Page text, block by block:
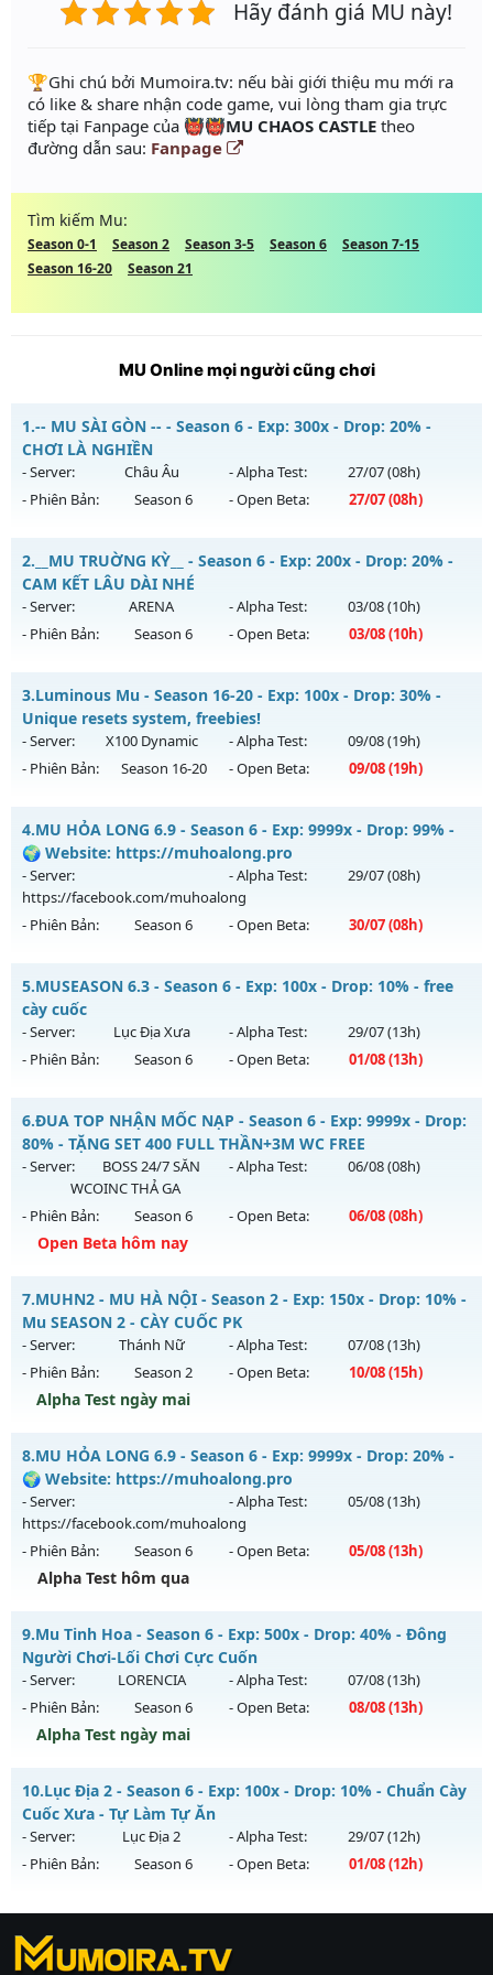
Hãy đánh giá MU này!
️🏆Ghi chú bởi Mumoira.tv: nếu bài giới thiệu mu mới ra
có like & share nhận code game, vui lòng tham gia trực
tiếp tại Fanpage của 👹👹MU CHAOS CASTLE theo
đường dẫn sau: Fanpage
Tìm kiếm Mu:
Season 0-1 Season 2 Season 3-5 Season 6
Season 7-15
Season 16-20
Season 21
MU Online mọi người cũng chơi
1.-- MU SÀI GÒN -- - Season 6 - Exp: 300x - Drop: 20% -
CHƠI LÀ NGHIỀN
- Server: Châu Âu - Alpha Test: 27/07(08h)
- Phiên Bản:
Season 6 - Open Beta: 27/07(08h)
-- MU SÀI GÒN -- - CHƠI LÀ NGHIỀN
Mu mới ra tháng 07 2026 - Mở máy chủ
ngày 27/07/2626
Exp: 300x - Drop: 20%
Thể loại: Mu Nguyên bản Webzen
Antihack: UGK ANTIHACK
2. __MU TRUỜNG KỲ__ - Season 6 - Exp: 200x - Drop: 20% -
CAM KẾT LÂU DÀI NHÉ
- Server: ARENA - Alpha Test: 03/08(10h)
- Phiên Bản:
Season 6 - Open Beta: 03/08(10h)
__MU TRUỜNG KỲ__ - CAM KẾT LÂU DÀI NHÉ
Mu mới ra tháng 08 2026 - Mở máy chủ
ngày 03/08/2626
Exp: 200x - Drop: 20%
Thể loại: Mu Nguyên bản Webzen
Antihack: GoldShield
3.Luminous Mu - Season 16-20 - Exp: 100x - Drop: 30% -
Unique resets system, freebies!
- Server: X100 Dynamic - Alpha Test: 09/08(19h)
- Phiên Bản:
Season 16-20 - Open Beta: 09/08(19h)
Luminous Mu - Unique resets system, freebies!
Mu mới ra tháng 08 2026 - Mở máy chủ
19h ngày 09/08/2626
Exp: 100x - Drop: 30%
Antihack: Yes
4.MU HỎA LONG 6.9 - Season 6 - Exp: 9999x - Drop: 99% -
🌍 Website: https://muhoalong.pro
- Server:
https://facebook.com/muhoalong
- Alpha Test: 29/07(08h)
- Phiên Bản: Season 6 - Open Beta: 30/07(08h)
MU HỎA LONG 6.9 - 🌍 Website: https://muhoalong.pro
Mu mới ra tháng 07 2026 - Mở máy chủ
https://facebook.com/muhoalongvào 08h ngày
30/07/2626
Kiểu reset: Non Reset
Thể loại: Mu Nguyên bản Webzen
Antihack: Xshiel
5.MUSEASON 6.3 - Season 6 - Exp: 100x - Drop: 10% - free
cày cuốc
- Server: Lục Địa Xưa - Alpha Test: 29/07(13h)
- Phiên Bản:
Season 6 - Open Beta: 01/08(13h)
MUSEASON 6.3 - free cày cuốc
Mu mới ra tháng 08 2026 - Mở máy chủLục Địa Xưa
13h ngày 01/08/2626
Exp: 100x - Drop: 10%
Kiểu reset: Reset In Game
Antihack: hoàn toàn mới
6.ĐUA TOP NHẬN MỐC NẠP - Season 6 - Exp: 9999x - Drop:
80% - TẶNG SET 400 FULL THẦN+3M WC FREE
- Server:
BOSS 24/7 SĂN
WCOINC THẢ GA
- Alpha Test: 06/08(08h)
- Phiên Bản: Season 6 - Open Beta: 06/08(08h)
Open Beta hôm nay
ĐUA TOP NHẬN MỐC NẠP - TẶNG SET 400 FULL THẦN+3M
WC FREE
Mu mới ra tháng 08 2026 - Mở máy chủ
BOSS 24/7 SĂN
WCOINC THẢ GAvào 08h ngày 06/08/2626
Exp: 9999x - Drop: 80%
Thể loại: Mu Nguyên bản Webzen
Antihack: KHÔNG THỂ HACK
7.MUHN2 - MU HÀ NỘI - Season 2 - Exp: 150x - Drop: 10% -
Mu SEASON 2 - CÀY CUỐC PK
- Server: Thánh Nữ - Alpha Test: 07/08(13h)
- Phiên Bản:
Season 2 - Open Beta: 10/08(15h)
Alpha Test ngày mai
MUHN2 - MU HÀ NỘI - Mu SEASON 2 - CÀY CUỐC PK
Mu mới ra tháng 08 2026 - Mở máy chủ
ngày 10/08/2626
Exp: 150x - Drop: 10%
Kiểu reset: Reset In Game
Antihack: IGMU.DEV
8.MU HỎA LONG 6.9 - Season 6 - Exp: 9999x - Drop: 20% -
🌍 Website: https://muhoalong.pro
- Server:
https://facebook.com/muhoalong
- Alpha Test: 05/08(13h)
- Phiên Bản: Season 6 - Open Beta: 05/08(13h)
Alpha Test hôm qua
MU HỎA LONG 6.9 - 🌍 Website: https://muhoalong.pro
Mu mới ra tháng 08 2026 - Mở máy chủ
https://facebook.com/muhoalongvào 13h ngày
05/08/2626
Exp: 9999x - Drop: 20%
Thể loại: Mu Nguyên bản Webzen
Antihack: XShield
9.Mu Tinh Hoa - Season 6 - Exp: 500x - Drop: 40% - Đông
Người Chơi-Lối Chơi Cực Cuốn
- Server: LORENCIA - Alpha Test: 07/08(13h)
- Phiên Bản:
Season 6 - Open Beta: 08/08(13h)
Alpha Test ngày mai
Mu Tinh Hoa - Đông Người Chơi-Lối Chơi Cực Cuốn
Mu mới ra tháng 08 2026 - Mở máy chủ
ngày 08/08/2626
Exp: 500x - Drop: 40%
Thể loại: Mu Nguyên bản Webzen
Antihack: Anti Vip
10.Lục Địa 2 - Season 6 - Exp: 100x - Drop: 10% - Chuẩn Cày
Cuốc Xưa - Tự Làm Tự Ăn
- Server: Lục Địa 2 - Alpha Test: 29/07(12h)
- Phiên Bản:
Season 6 - Open Beta: 01/08(12h)
Lục Địa 2 - Chuẩn Cày Cuốc Xưa - Tự Làm Tự Ăn
Mu mới ra tháng 08 2026 - Mở máy chủ
ngày 01/08/2626
https://ktdb.net/ |789club